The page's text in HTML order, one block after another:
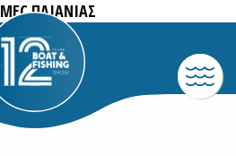
MEC ΠΑΙΑΝΙΑΣ